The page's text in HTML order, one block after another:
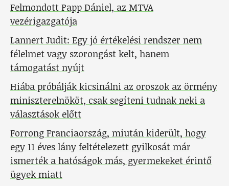
Felmondott Papp Dániel, az MTVA
vezérigazgatója
Lannert Judit: Egy jó értékelési rendszer nem
félelmet vagy szorongást kelt, hanem
támogatást nyújt
Hiába próbálják kicsinálni az oroszok az örmény
miniszterelnököt, csak segíteni tudnak neki a
választások előtt
Forrong Franciaország, miután kiderült, hogy
egy 11 éves lány feltételezett gyilkosát már
ismerték a hatóságok más, gyermekeket érintő
ügyek miatt